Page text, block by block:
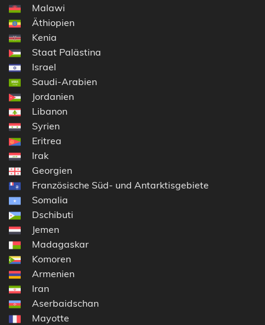
Malawi
Äthiopien
Kenia
Staat Palästina
Israel
Saudi-Arabien
Jordanien
Libanon
Syrien
Eritrea
Irak
Georgien
Französische Süd- und Antarktisgebiete
Somalia
Dschibuti
Jemen
Madagaskar
Komoren
Armenien
Iran
Aserbaidschan
Mayotte